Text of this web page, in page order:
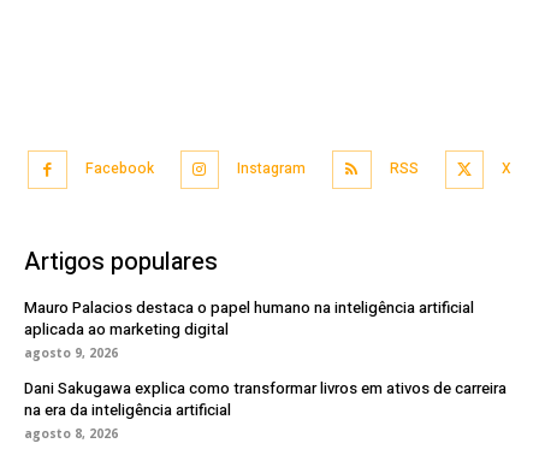
Facebook Instagram RSS X
Artigos populares
Mauro Palacios destaca o papel humano na inteligência artificial
aplicada ao marketing digital
agosto 9, 2026
Dani Sakugawa explica como transformar livros em ativos de carreira
na era da inteligência artificial
agosto 8, 2026